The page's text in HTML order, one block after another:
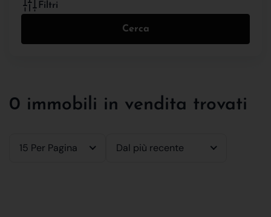
Filtri
Cerca
0 immobili in vendita trovati
15 Per Pagina Dal più recente